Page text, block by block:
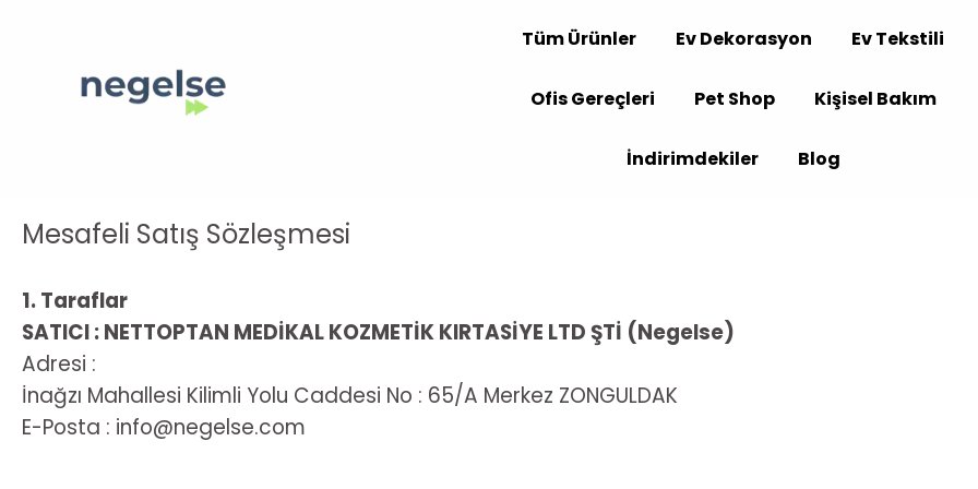
Tüm Ürünler Ev Dekorasyon Ev Tekstili
Ofis Gereçleri Pet Shop Kişisel Bakım
İndirimdekiler Blog
Mesafeli Satış Sözleşmesi
1. Taraflar
SATICI : NETTOPTAN MEDİKAL KOZMETİK KIRTASİYE LTD ŞTİ (Negelse)
Adresi :
İnağzı Mahallesi Kilimli Yolu Caddesi No : 65/A Merkez ZONGULDAK
E-Posta : info@negelse.com